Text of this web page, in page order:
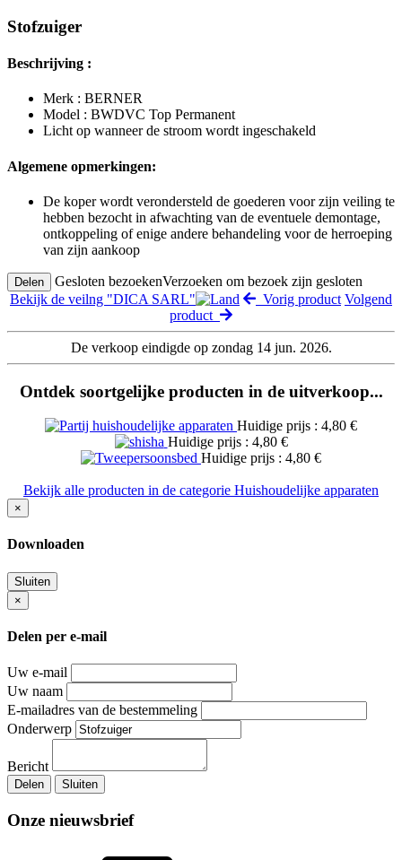
Stofzuiger
Beschrijving :
Merk : BERNER
Model : BWDVC Top Permanent
Licht op wanneer de stroom wordt ingeschakeld
Algemene opmerkingen:
De koper wordt verondersteld de goederen voor zijn veiling te
hebben bezocht in afwachting van de eventuele demontage,
ontkoppeling of enige andere behandeling voor de herroeping
van zijn aankoop
Delen Gesloten bezoekenVerzoeken om bezoek zijn gesloten
Bekijk de veilng "DICA SARL"
Vorig product Volgend
product
De verkoop eindigde op zondag 14 jun. 2026.
Ontdek soortgelijke producten in de uitverkoop...
Huidige prijs : 4,80 €
Huidige prijs : 4,80 €
Huidige prijs : 4,80 €
Bekijk alle producten in de categorie Huishoudelijke apparaten
×
Downloaden
Sluiten
×
Delen per e-mail
Uw e-mail
Uw naam
E-mailadres van de bestemmeling
Onderwerp
Bericht
Delen Sluiten
Onze nieuwsbrief